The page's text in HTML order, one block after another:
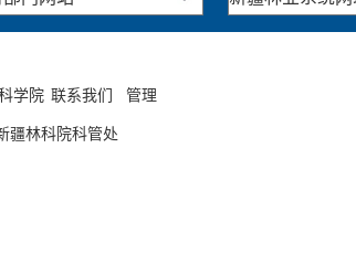
学院 联系我们 管理
疆林科院科管处